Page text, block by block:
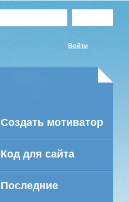
Войти
Создать мотиватор
Код для сайта
Последние